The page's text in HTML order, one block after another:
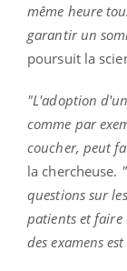
même heure
garantir un
poursuit la
"L'adoption
comme par
coucher, peut
la chercheuse.
questions sur
patients et faire
des examens